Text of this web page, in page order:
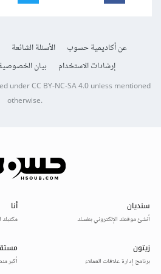
عن أكاديمية حسوب الأسئلة الشائعة
إرشادات الاستخدام
بيان الخصوصية
underCC BY-NC-SA 4.0unless mentioned
otherwise.